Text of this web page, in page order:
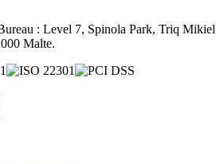
: Level 7, Spinola Park, Triq Mikiel
Malte.